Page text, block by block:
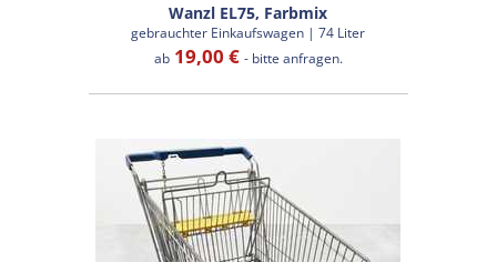
Wanzl EL75, Farbmix
gebrauchter Einkaufswagen | 74 Liter
ab19,00 € - bitte anfragen.